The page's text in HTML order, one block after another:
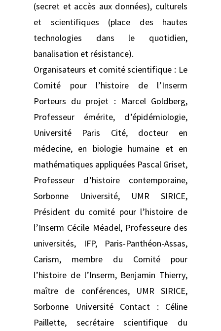
(secret et accès aux données), culturels
et scientifiques (place des hautes
technologies dans le quotidien,
banalisation et résistance).
Organisateurs et comité scientifique : Le
Comité pour l’histoire de l’Inserm
Porteurs du projet : Marcel Goldberg,
Professeur émérite, d’épidémiologie,
Université Paris Cité, docteur en
médecine, en biologie humaine et en
mathématiques appliquées Pascal Griset,
Professeur d’histoire contemporaine,
Sorbonne Université, UMR SIRICE,
Président du comité pour l’histoire de
l’Inserm Cécile Méadel, Professeure des
universités, IFP, Paris-Panthéon-Assas,
Carism, membre du Comité pour
l’histoire de l’Inserm, Benjamin Thierry,
maître de conférences, UMR SIRICE,
Sorbonne Université Contact : Céline
Paillette, secrétaire scientifique du